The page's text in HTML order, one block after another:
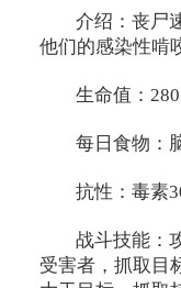
介绍：丧尸
他们的感染性啃
生命值：280
每日食物：
抗性：毒素
战斗技能：
受害者，抓取目